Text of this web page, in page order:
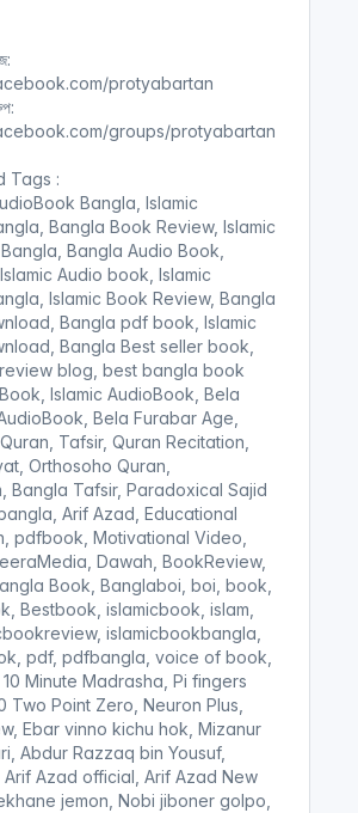
l
e
n
protyabartan
groups/protyabartan
Tags :
Bangla, Islamic
Bangla Book Review, Islamic
Bangla Audio Book,
Audio book, Islamic
Islamic Book Review, Bangla
Bangla pdf book, Islamic
Bangla Best seller book,
blog, best bangla book
Islamic AudioBook, Bela
Bela Furabar Age,
Tafsir, Quran Recitation,
Orthosoho Quran,
Bangla Tafsir, Paradoxical Sajid
Arif Azad, Educational
pdfbook, Motivational Video,
Dawah, BookReview,
Book, Banglaboi, boi, book,
Bestbook, islamicbook, islam,
islamicbookbangla,
pdf, pdfbangla, voice of book,
Minute Madrasha, Pi fingers
Two Point Zero, Neuron Plus,
Ebar vinno kichu hok, Mizanur
Abdur Razzaq bin Yousuf,
Azad official, Arif Azad New
jemon, Nobi jiboner golpo,